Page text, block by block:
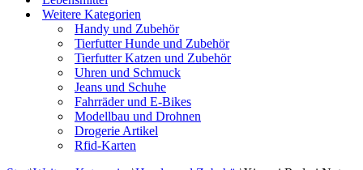
Weitere Kategorien
Handy und Zubehör
Tierfutter Hunde und Zubehör
Tierfutter Katzen und Zubehör
Uhren und Schmuck
Jeans und Schuhe
Fahrräder und E-Bikes
Modellbau und Drohnen
Drogerie Artikel
Rfid-Karten